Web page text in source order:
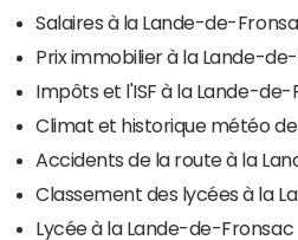
Salaires à la Lande-de-
Prix immobilier à la Lande-
Impôts et l'ISF à la Lande-de-
Climat et historique météo
Accidents de la route à la
Classement des lycées à la
Lycée à la Lande-de-Fronsac